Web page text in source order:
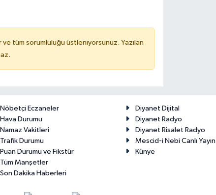
tüm sorumluluğu üstleniyorsunuz. Yazılan
Nöbetçi Eczaneler
Hava Durumu
Namaz Vakitleri
Trafik Durumu
Puan Durumu ve Fikstür
Tüm Manşetler
Son Dakika Haberleri
Diyanet Dijital
Diyanet Radyo
Diyanet Risalet Radyo
Mescid-i Nebi Canlı Yayın
Künye